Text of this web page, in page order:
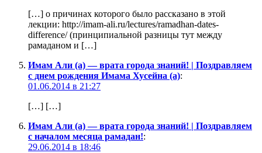
[…] о причинах которого было рассказано в этой
лекции: http://imam-ali.ru/lectures/ramadhan-dates-
difference/ (принципиальной разницы тут между
рамаданом и […]
Имам Али (а) — врата города знаний! | Поздравляем
с днем рождения Имама Хусейна (а):
01.06.2014 в 21:27
[…] […]
Имам Али (а) — врата города знаний! | Поздравляем
с началом месяца рамадан!:
29.06.2014 в 18:46